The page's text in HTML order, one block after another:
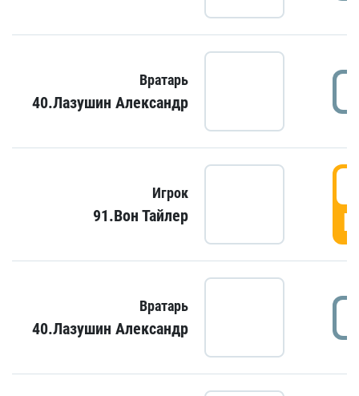
Вратарь
40.Лазушин Александр
Игрок
91.Вон Тайлер
Вратарь
40.Лазушин Александр